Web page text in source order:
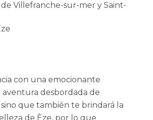
Villefranche-sur-mer y Saint-
con una emocionante
aventura desbordada de
que también te brindará la
de Èze, por lo que